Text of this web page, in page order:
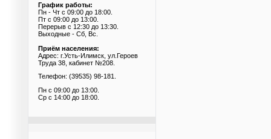
График работы:
Пн - Чт с 09:00 до 18:00.
Пт с 09:00 до 13:00.
Перерыв с 12:30 до 13:30.
Выходные - Сб, Вс.
Приём населения:
Адрес: г.Усть-Илимск, ул.Героев
Труда 38, кабинет №208.
Телефон: (39535) 98-181.
Пн с 09:00 до 13:00.
Ср с 14:00 до 18:00.